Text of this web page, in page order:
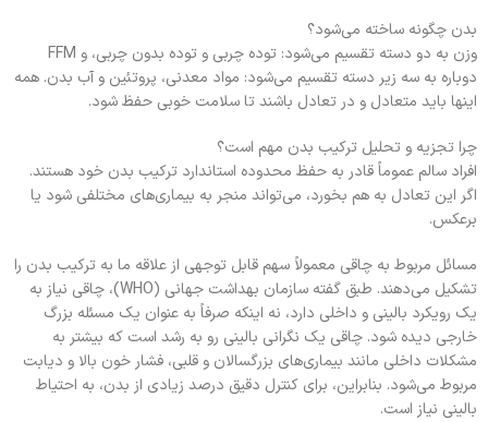
بدن چگونه ساخته می‌شود؟
وزن به دو دسته تقسیم می‌شود: توده چربی و توده بدون چربی، و FFM
دوباره به سه زیر دسته تقسیم می‌شود: مواد معدنی، پروتئین و آب بدن. همه
اینها باید متعادل و در تعادل باشند تا سلامت خوبی حفظ شود.
چرا تجزیه و تحلیل ترکیب بدن مهم است؟
افراد سالم عموماً قادر به حفظ محدوده استاندارد ترکیب بدن خود هستند.
اگر این تعادل به هم بخورد، می‌تواند منجر به بیماری‌های مختلفی شود یا
برعکس.
مسائل مربوط به چاقی معمولاً سهم قابل توجهی از علاقه ما به ترکیب بدن را
تشکیل می‌دهند. طبق گفته سازمان بهداشت جهانی (WHO)، چاقی نیاز به
یک رویکرد بالینی و داخلی دارد، نه اینکه صرفاً به عنوان یک مسئله بزرگ
خارجی دیده شود. چاقی یک نگرانی بالینی رو به رشد است که بیشتر به
مشکلات داخلی مانند بیماری‌های بزرگسالان و قلبی، فشار خون بالا و دیابت
مربوط می‌شود. بنابراین، برای کنترل دقیق درصد زیادی از بدن، به احتیاط
بالینی نیاز است.